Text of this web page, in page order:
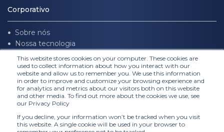
This website stores cookies on your computer. These cookies are
used to collect information about how you interact with our
website and allow us to remember you. We use this information
in order to improve and customize your browsing experience and
for analytics and metrics about our visitors both on this website
and other media. To find out more about the cookies we use, see
our Privacy Policy
If you decline, your information won’t be tracked when you visit
this website. A single cookie will be used in your browser to
Corporativo
Sobre nós
Nossa tecnologia
Trabalhe conosco
Siga-nos